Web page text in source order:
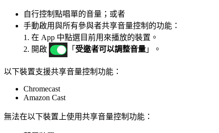
自行控制點唱單的音量；或者
手動啟用與所有參與者共享音量控制的功能：
1. 在 App 中點選目前用來播放的裝置。
2. 開啟
「 受邀者可以調整音量」。
以下裝置支援共享音量控制功能：
Chromecast
Amazon Cast
無法在以下裝置上使用共享音量控制功能：